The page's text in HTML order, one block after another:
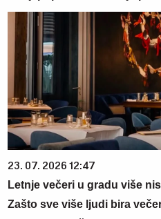
23. 07. 2026 12:47
Letnje večeri u gradu više
Zašto sve više ljudi bira